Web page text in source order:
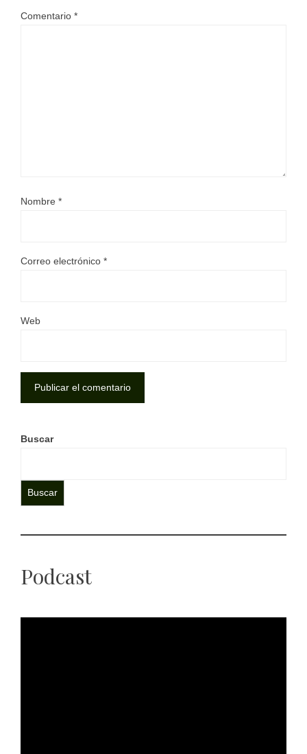
Comentario *
Nombre *
Correo electrónico *
Web
Buscar
Buscar
Podcast